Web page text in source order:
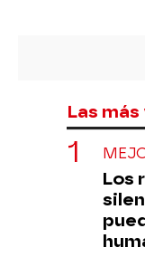
Las
Los